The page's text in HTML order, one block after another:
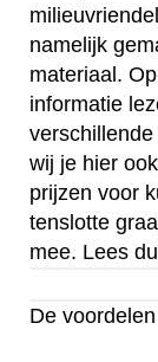
namelijk
materiaal.
informatie
wij je hier
prijzen voor
tenslotte
mee. Lees
De